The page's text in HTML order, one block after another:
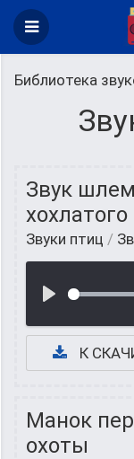
Библиотека
Звук
Звуки птиц /
К
Манок
охоты